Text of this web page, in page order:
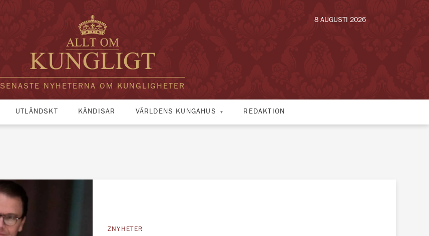
SENASTE NYHETERNA OM KUNGLIGHETER
8 AUGUSTI 2026
UTLÄNDSKT KÄNDISAR VÄRLDENS KUNGAHUS REDAKTION
ZNYHETER